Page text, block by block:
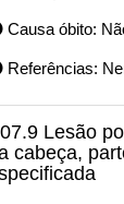
Causa óbito:
Referências:
Lesão
cabeça,